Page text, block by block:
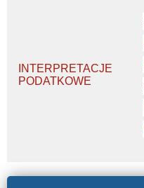
INTERPRETACJE
PODATKOWE